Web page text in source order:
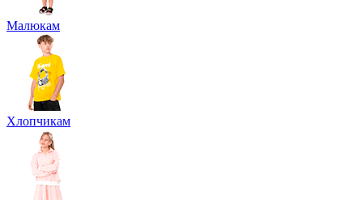
Малюкам
Хлопчикам